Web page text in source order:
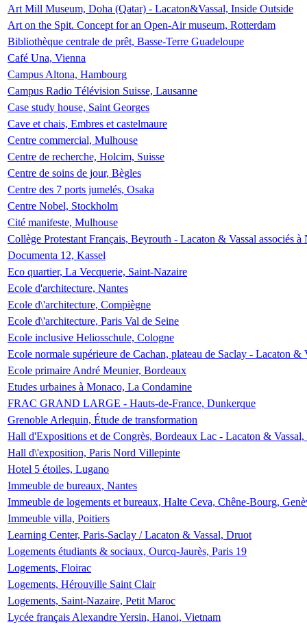
Art Mill Museum, Doha (Qatar) - Lacaton&Vassal, Inside Outside
Art on the Spit. Concept for an Open-Air museum, Rotterdam
Bibliothèque centrale de prêt, Basse-Terre Guadeloupe
Café Una, Vienna
Campus Altona, Hambourg
Campus Radio Télévision Suisse, Lausanne
Case study house, Saint Georges
Cave et chais, Embres et castelmaure
Centre commercial, Mulhouse
Centre de recherche, Holcim, Suisse
Centre de soins de jour, Bègles
Centre des 7 ports jumelés, Osaka
Centre Nobel, Stockholm
Cité manifeste, Mulhouse
Collège Protestant Français, Beyrouth - Lacaton & Vassal associés
Documenta 12, Kassel
Eco quartier, La Vecquerie, Saint-Nazaire
Ecole d'architecture, Nantes
Ecole d\'architecture, Compiègne
Ecole d\'architecture, Paris Val de Seine
Ecole inclusive Heliosschule, Cologne
Ecole normale supérieure de Cachan, plateau de Saclay - Lacaton &
Ecole primaire André Meunier, Bordeaux
Etudes urbaines à Monaco, La Condamine
FRAC GRAND LARGE - Hauts-de-France, Dunkerque
Grenoble Arlequin, Étude de transformation
Hall d'Expositions et de Congrès, Bordeaux Lac - Lacaton &
Hall d\'exposition, Paris Nord Villepinte
Hotel 5 étoiles, Lugano
Immeuble de bureaux, Nantes
Immeuble de logements et bureaux, Halte Ceva, Chêne-Bourg,
Immeuble villa, Poitiers
Learning Center, Paris-Saclay / Lacaton & Vassal, Druot
Logements étudiants & sociaux, Ourcq-Jaurès, Paris 19
Logements, Floirac
Logements, Hérouville Saint Clair
Logements, Saint-Nazaire, Petit Maroc
Lycée français Alexandre Yersin, Hanoi, Vietnam